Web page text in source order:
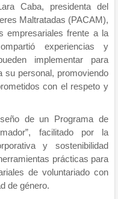
Caba, presidenta del
Maltratadas (PACAM),
empresariales frente a la
experiencias y
implementar para
su personal, promoviendo
con el respeto y
de un Programa de
facilitado por la
y sostenibilidad
prácticas para
de voluntariado con
de género.